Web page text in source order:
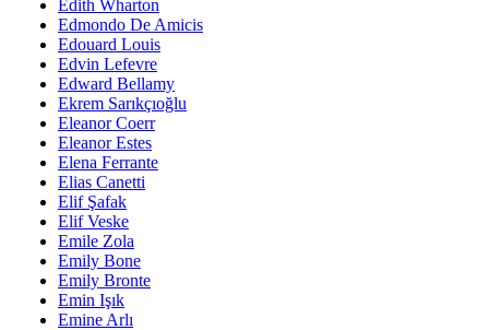
Edith Wharton
Edmondo De Amicis
Edouard Louis
Edvin Lefevre
Edward Bellamy
Ekrem Sarıkçıoğlu
Eleanor Coerr
Eleanor Estes
Elena Ferrante
Elias Canetti
Elif Şafak
Elif Veske
Emile Zola
Emily Bone
Emily Bronte
Emin Işık
Emine Arlı